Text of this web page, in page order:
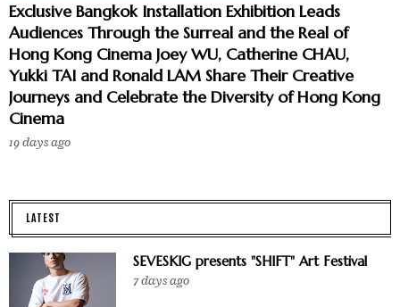
Exclusive Bangkok Installation Exhibition Leads
Audiences Through the Surreal and the Real of
Hong Kong Cinema Joey WU, Catherine CHAU,
Yukki TAI and Ronald LAM Share Their Creative
Journeys and Celebrate the Diversity of Hong Kong
Cinema
19 days ago
LATEST
SEVESKIG presents "SHIFT" Art Festival
7 days ago